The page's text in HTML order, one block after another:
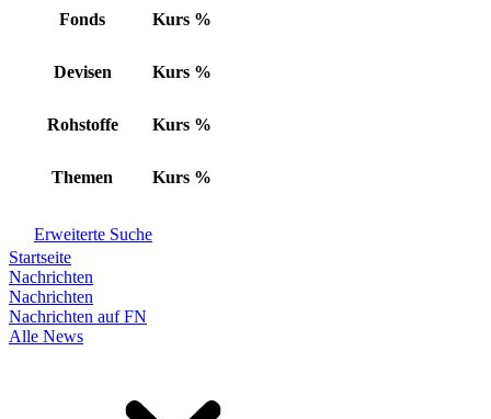
Fonds Kurs %
Devisen Kurs %
Rohstoffe Kurs %
Themen Kurs %
Erweiterte Suche
Startseite
Nachrichten
Nachrichten
Nachrichten auf FN
Alle News